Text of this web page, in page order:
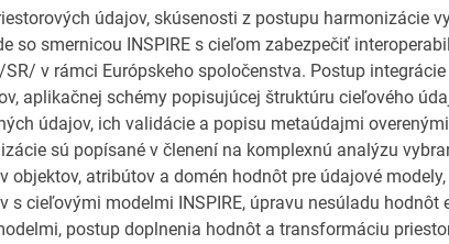
údajov, skúsenosti z postupu harmonizácie
so smernicou INSPIRE s cieľom zabezpečiť
v rámci Európskeho spoločenstva. Postup
aplikačnej schémy popisujúcej štruktúru cieľového
údajov, ich validácie a popisu metaúdajmi
sú popísané v členení na komplexnú analýzu
objektov, atribútov a domén hodnôt pre údajové
cieľovými modelmi INSPIRE, úpravu nesúladu hodnôt
postup doplnenia hodnôt a transformáciu